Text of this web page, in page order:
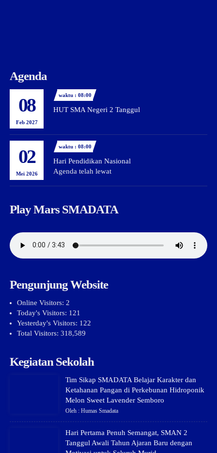
Agenda
08
Feb 2027
waktu : 08:00
HUT SMA Negeri 2 Tanggul
02
Mei 2026
waktu : 08:00
Hari Pendidikan Nasional
Agenda telah lewat
Play Mars SMADATA
Pengunjung Website
Online Visitors: 2
Today's Visitors: 121
Yesterday's Visitors: 122
Total Visitors: 318,589
Kegiatan Sekolah
Tim Sikap SMADATA Belajar Karakter dan
Ketahanan Pangan di Perkebunan Hidroponik
Melon Sweet Lavender Semboro
Oleh : Humas Smadata
Hari Pertama Penuh Semangat, SMAN 2
Tanggul Awali Tahun Ajaran Baru dengan